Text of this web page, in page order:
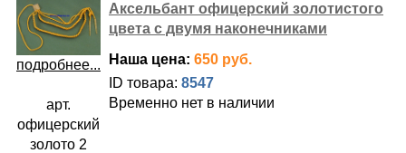
подробнее...
арт.
офицерский
золото 2
Аксельбант офицерский золотистого
цвета с двумя наконечниками
Наша цена: 650 руб.
ID товара: 8547
Временно нет в наличии